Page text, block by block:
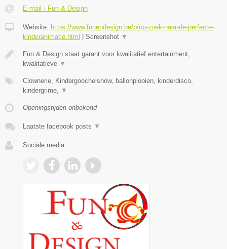
E-mail › Fun & Design
Website: https://www.funendesign.be/p/op-zoek-naar-de-perfecte-
kinderanimatie.html | Screenshot ▼
Fun & Design staat garant voor kwalitatief entertainment,
kwalitatieve ▼
Clownerie, Kindergoochelshow, ballonplooien, kinderdisco,
kindergrime,
▼
Openingstijden onbekend
Laatste facebook posts ▼
Sociale media: